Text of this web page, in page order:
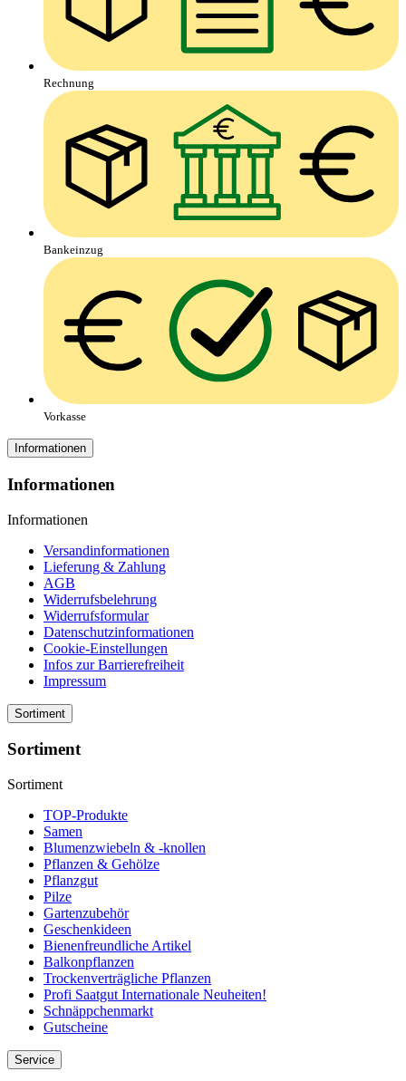
Rechnung
Bankeinzug
Vorkasse
Informationen
Informationen
Informationen
Versandinformationen
Lieferung & Zahlung
AGB
Widerrufsbelehrung
Widerrufsformular
Datenschutzinformationen
Cookie-Einstellungen
Infos zur Barrierefreiheit
Impressum
Sortiment
Sortiment
Sortiment
TOP-Produkte
Samen
Blumenzwiebeln & -knollen
Pflanzen & Gehölze
Pflanzgut
Pilze
Gartenzubehör
Geschenkideen
Bienenfreundliche Artikel
Balkonpflanzen
Trockenverträgliche Pflanzen
Profi Saatgut Internationale Neuheiten!
Schnäppchenmarkt
Gutscheine
Service